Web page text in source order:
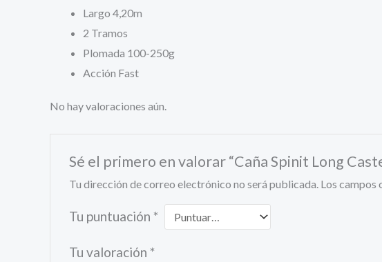
Largo 4,20m
2 Tramos
Plomada 100-250g
Acción Fast
No hay valoraciones aún.
Sé el primero en valorar “Caña Spinit Long
Tu dirección de correo electrónico no será publicada. Los campos
Tu puntuación *
Tu valoración *